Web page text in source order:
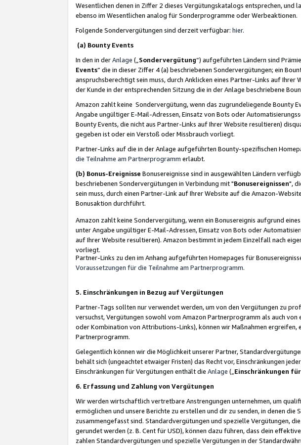
Wesentlichen denen in Ziffer 2 dieses Vergütungskatalogs entsprechen,
ebenso im Wesentlichen analog für Sonderprogramme oder Werbeaktionen.
Folgende Sondervergütungen sind derzeit verfügbar: hier.
(a) Bounty Events
In den in derAnlage („ Sondervergütung“) aufgeführten Ländern sind
Events“ die in dieser Ziffer 4 (a) beschriebenen Sondervergütungen; ein
anspruchsberechtigt sein muss, durch Anklicken eines Partner-Links auf
der Kunde in der entsprechenden Sitzung die in der Anlage beschriebene
Amazon zahlt keine Sondervergütung, wenn das zugrundeliegende Bounty
Angabe ungültiger E-Mail-Adressen, Einsatz von Bots oder
Bounty Events, die nicht aus Partner-Links auf Ihrer Website resultieren)
gegeben ist oder ein Verstoß oder Missbrauch vorliegt.
Partner-Links auf die in der Anlage aufgeführten Bounty-spezifischen
die Teilnahme am Partnerprogramm erlaubt.
(b) Bonus-Ereignisse Bonusereignisse sind in ausgewählten Ländern
beschriebenen Sondervergütungen in Verbindung mit "Bonusereignissen",
sein muss, durch einen Partner-Link auf Ihrer Website auf die Amazon-
Bonusaktion durchführt.
Amazon zahlt keine Sondervergütung, wenn ein Bonusereignis aufgrund
unter Angabe ungültiger E-Mail-Adressen, Einsatz von Bots oder
auf Ihrer Website resultieren). Amazon bestimmt in jedem Einzelfall nach
vorliegt.
Partner-Links zu den im Anhang aufgeführten Homepages für
Voraussetzungen für die Teilnahme am Partnerprogramm.
5. Einschränkungen in Bezug auf Vergütungen
Partner-Tags sollten nur verwendet werden, um von den Vergütungen zu
versuchst, Vergütungen sowohl vom Amazon Partnerprogramm als auch
oder Kombination von Attributions-Links), können wir Maßnahmen
Partnerprogramm.
Gelegentlich können wir die Möglichkeit unserer Partner,
behält sich (ungeachtet etwaiger Fristen) das Recht vor, Einschränkungen
Einschränkungen für Vergütungen enthält die Anlage („ Einschränkungen
6. Erfassung und Zahlung von Vergütungen
Wir werden wirtschaftlich vertretbare Anstrengungen unternehmen, um
ermöglichen und unsere Berichte zu erstellen und dir zu senden, in denen
zusammengefasst sind. Standardvergütungen und spezielle Vergütungen,
gerundet werden (z. B. Cent für USD), können dazu führen, dass dein
zahlen Standardvergütungen und spezielle Vergütungen in der